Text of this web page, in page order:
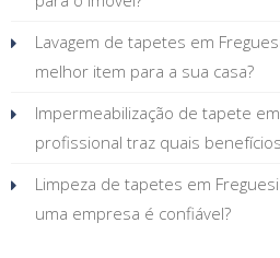
Lavagem de tapetes em
melhor item para a sua casa?
Impermeabilização de tapete
profissional traz quais
Limpeza de tapetes em
uma empresa é confiável?